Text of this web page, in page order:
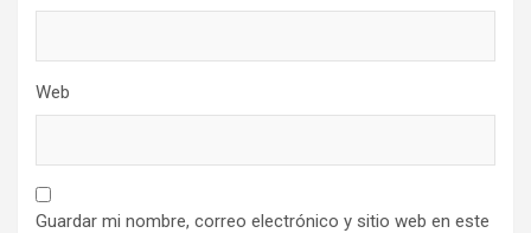
Web
Guardar mi nombre, correo electrónico y sitio web en este